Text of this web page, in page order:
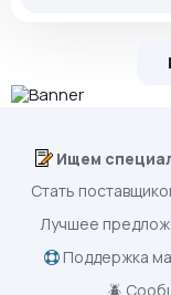
Ищем
Стать
Лучшее
Поддержка
🪲